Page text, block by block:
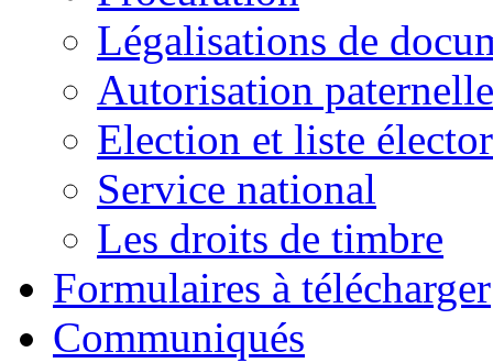
Légalisations de
Autorisation paternelle
Election et liste
Service national
Les droits de timbre
Formulaires à télécharger
Communiqués